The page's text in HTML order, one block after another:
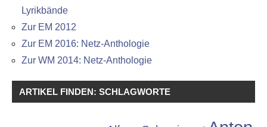
Lyrikbände
Zur EM 2012
Zur EM 2016: Netz-Anthologie
Zur WM 2014: Netz-Anthologie
ARTIKEL FINDEN: SCHLAGWORTE